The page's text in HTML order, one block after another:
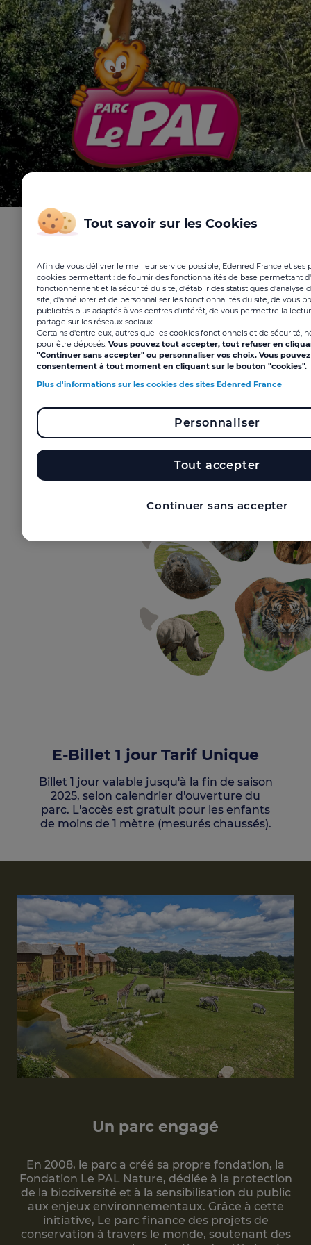
Parc Le Pal (Auvergne)
Des réductions sur les billets du parc Le Pal pour
toute la famille grâce au CSE ! Des e-billets à tarifs
préférentiels sur la billetterie Edenred Solutions CSE.
Des entrées valables pendant toute la saison, selon
E-Billet 1 jour Tarif Unique
Billet 1 jour valable jusqu'à la fin de saison
2025, selon calendrier d'ouverture du
parc. L'accès est gratuit pour les enfants
de moins de 1 mètre (mesurés chaussés).
Un parc engagé
En 2008, le parc a créé sa propre fondation, la
Fondation Le PAL Nature, dédiée à la protection
de la biodiversité et à la sensibilisation du public
aux enjeux environnementaux. Grâce à cette
initiative, Le parc finance des projets de
conservation à travers le monde, soutenant des
Tout savoir sur les Cookies
Afin de vous délivrer le meilleur service possible, Edenred France et ses
cookies permettant : de fournir des fonctionnalités de base permettant
fonctionnement et la sécurité du site, d'établir des statistiques d'analyse
site, d'améliorer et de personnaliser les fonctionnalités du site, de vous
publicités plus adaptés à vos centres d'intérêt, de vous permettre la
partage sur les réseaux sociaux.
Certains d'entre eux, autres que les cookies fonctionnels et de sécurité,
pour être déposés.Vous pouvez tout accepter, tout refuser en
"Continuer sans accepter" ou personnaliser vos choix. Vous
consentement à tout moment en cliquant sur le bouton "cookies".
Plus d'informations sur les cookies des sites Edenred France
Continuer sans accepter
Tout accepter
Personnaliser